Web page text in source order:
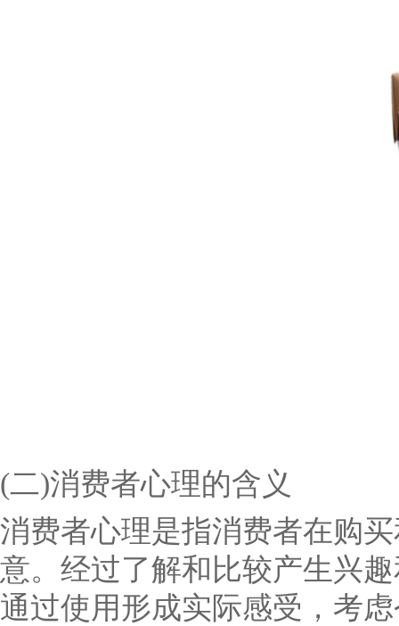
(二)消费者心理的含义
消费者心理是指消费者在购
意。经过了解和比较产生兴
通过使用形成实际感受，考